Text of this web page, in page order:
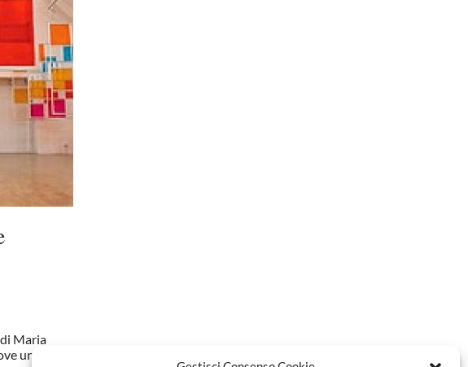
Maria
unità e